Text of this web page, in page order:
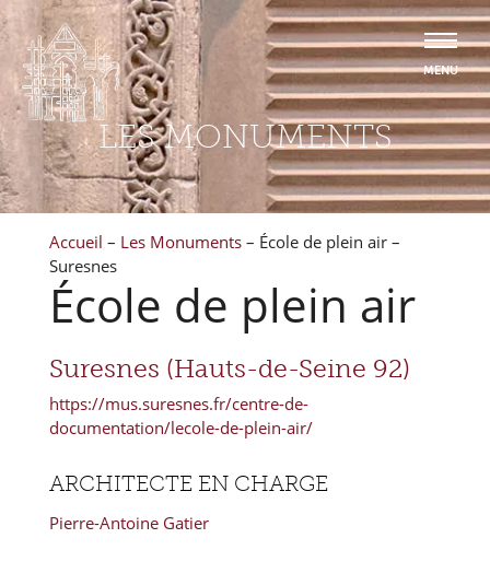
LES MONUMENTS
Accueil – Les Monuments – École de plein air –
Suresnes
École de plein air
Suresnes (Hauts-de-Seine 92)
https://mus.suresnes.fr/centre-de-
documentation/lecole-de-plein-air/
ARCHITECTE EN CHARGE
Pierre-Antoine Gatier